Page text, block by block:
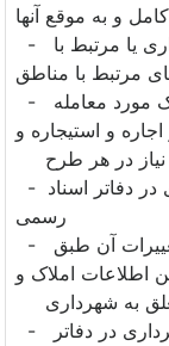
و به موقع آنها
- نظارت بر عملکرد کمیسیونهای شهرداری یا مرتبط با
مرتبط با مناطق
- بررسی و ارزیابی و کارشناسی اراضی و املاک مورد معامله
و استیجاره و
- اقدام به انجام کلیه معاملات ملکی شهرداری در دفاتر اسناد
رسمی
- ثبت دفاتر املاک و اراضی شهرداری و تغییرات آن طبق
اطلاعات املاک و
به شهرداری
- اقدام به ثبت اراضی و املاک متعلق به شهرداری در دفاتر